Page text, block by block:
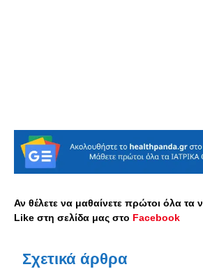
Αν θέλετε να μαθαίνετε πρώτοι όλα τα
Like στη σελίδα μας στο Facebook
Σχετικά άρθρα